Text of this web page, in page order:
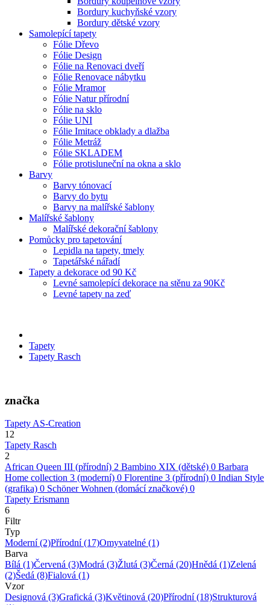
Bordury kuchyňské vzory
Bordury dětské vzory
Samolepící tapety
Fólie Dřevo
Fólie Design
Fólie na Renovaci dveří
Fólie Renovace nábytku
Fólie Mramor
Fólie Natur přírodní
Fólie na sklo
Fólie UNI
Fólie Imitace obklady a dlažba
Fólie Metráž
Fólie SKLADEM
Fólie protisluneční na okna a sklo
Barvy
Barvy tónovací
Barvy do bytu
Barvy na malířské šablony
Malířské šablony
Malířské dekorační šablony
Pomůcky pro tapetování
Lepidla na tapety, tmely
Tapetářské nářadí
Tapety a dekorace od 90 Kč
Levné samolepící dekorace na stěnu za 90Kč
Levné tapety na zeď
Tapety
Tapety Rasch
značka
Tapety AS-Creation
12
Tapety Rasch
2
African Queen III (přírodní) 2 Bambino XIX (dětské) 0 Barbara
Home collection 3 (moderní) 0 Florentine 3 (přírodní) 0 Indian Style
(grafika) 0 Schöner Wohnen (domácí značkové) 0
Tapety Erismann
6
Filtr
Typ
Moderní(2)Přírodní(17)Omyvatelné (1)
Barva
Bílá (1)Červená (3)Modrá (3)Žlutá (3)Černá (20)Hnědá (1)Zelená
(2)Šedá (8)Fialová (1)
Vzor
Designová (3)Grafická (3)Květinová (20)Přírodní(18)Strukturová